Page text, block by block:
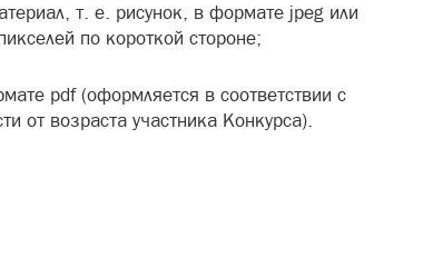
т. е. рисунок, в формате jpeg или
по короткой стороне;
pdf (оформляется в соответствии с
от возраста участника Конкурса).